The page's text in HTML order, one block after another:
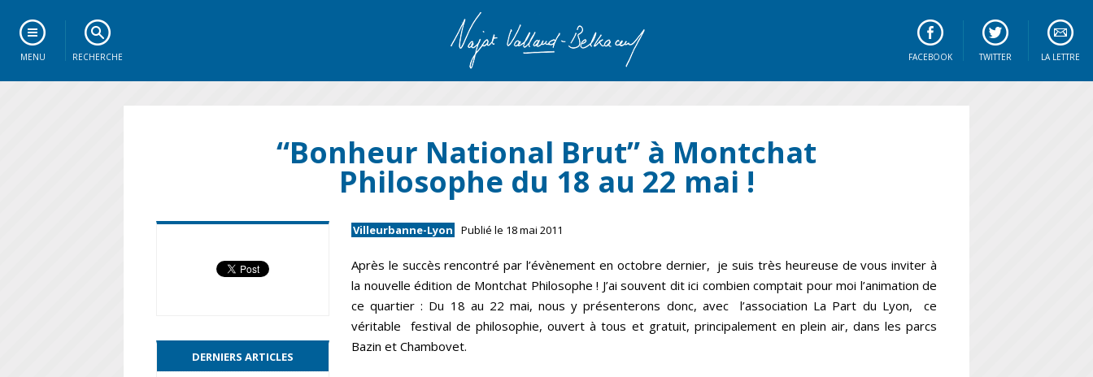
MENU RECHERCHE LA LETTRE
TWITTER
FACEBOOK
“Bonheur National Brut” à Montchat
Philosophe du 18 au 22 mai !
Villeurbanne-Lyon Publié le 18 mai 2011
Après le succès rencontré par l’évènement en octobre dernier, je suis très heureuse de vous inviter à
la nouvelle édition de Montchat Philosophe ! J’ai souvent dit ici combien comptait pour moi l’animation de
ce quartier : Du 18 au 22 mai, nous y présenterons donc, avec l’association La Part du Lyon, ce
véritable festival de philosophie, ouvert à tous et gratuit, principalement en plein air, dans les parcs
Bazin et Chambovet.
DERNIERS ARTICLES